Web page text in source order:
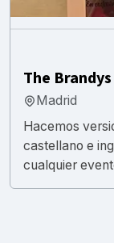
The Brandys
Madrid
Hacemos
castellano e
cualquier